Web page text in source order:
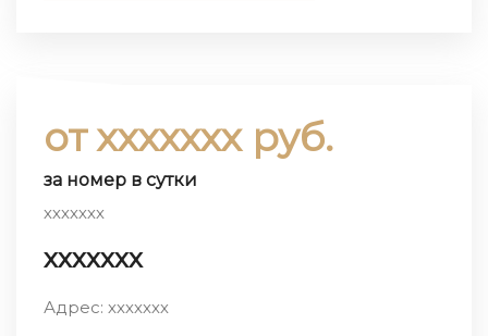
от ххххххх руб.
за номер в сутки
ххххххх
ххххххх
Адрес: ххххххх